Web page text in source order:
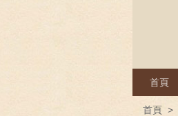
首頁
首頁 >